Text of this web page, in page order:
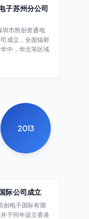
子苏州分公司
圳市凯创资通电
成立，全面辐射
中，华北等区域
2013
际公司成立
创电子国际有限
于同年设立香港